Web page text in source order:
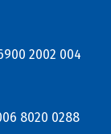
2002 004
8020 0288